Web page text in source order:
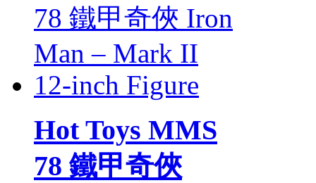
Hot Toys MMS
78 鐵甲奇俠